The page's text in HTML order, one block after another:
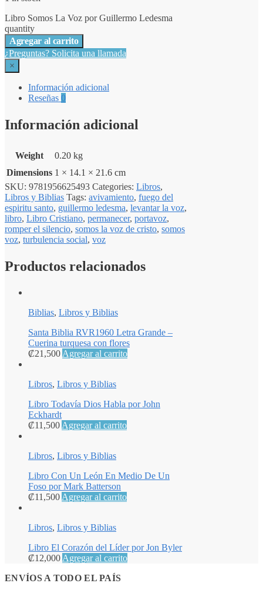
Libro Somos La Voz por Guillermo Ledesma
quantity
Agregar al carrito
¿Preguntas? Solicita una llamada
×
Información adicional
Reseñas 0
Información adicional
Weight
0.20 kg
Dimensions 1 × 14.1 × 21.6 cm
SKU: 9781956625493 Categories: Libros,
Libros y Biblias Tags: avivamiento, fuego del
espiritu santo, guillermo ledesma, levantar la voz,
libro, Libro Cristiano, permanecer, portavoz,
romper el silencio, somos la voz de cristo, somos
voz, turbulencia social, voz
Productos relacionados
Biblias, Libros y Biblias
Santa Biblia RVR1960 Letra Grande –
Cuerina turquesa con flores
₡21,500Agregar al carrito
Libros, Libros y Biblias
Libro Todavía Dios Habla por John
Eckhardt
₡11,500Agregar al carrito
Libros, Libros y Biblias
Libro Con Un León En Medio De Un
Foso por Mark Batterson
₡11,500Agregar al carrito
Libros, Libros y Biblias
Libro El Corazón del Líder por Jon Byler
₡12,000Agregar al carrito
ENVÍOS A TODO EL PAÍS